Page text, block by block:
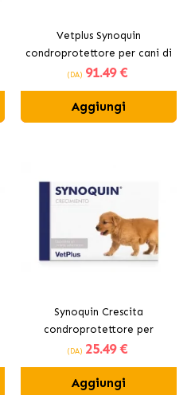
Vetplus Synoquin
condroprotettore per cani di
taglia grande in compresse
(DA) 91.49 €
Aggiungi
Synoquin Crescita
condroprotettore per
cuccioli
(DA) 25.49 €
Aggiungi